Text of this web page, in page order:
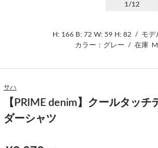
1 /12
H: 166 B: 72 W: 59 H: 82 / モデ
カラー：グレー
/ 在庫
サハ
【PRIME denim】クールタッ
ダーシャツ